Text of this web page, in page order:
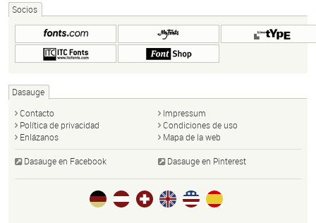
Socios
Dasauge
Contacto
Impressum
Política de privacidad
Condiciones de uso
Enlázanos
Mapa de la web
Dasauge en Facebook Dasauge en Pinterest